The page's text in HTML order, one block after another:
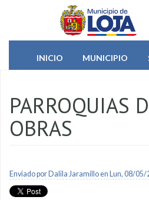
Pasar al contenido principal
INICIO
MUNICIPIO
PARROQUIAS
OBRAS
Enviado por Dalila Jaramilloen Lun, 08/05/